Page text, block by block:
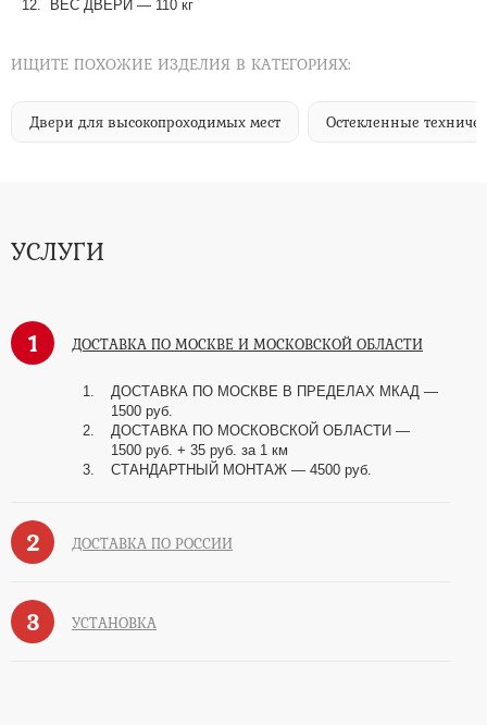
ВЕС ДВЕРИ — 110 кг
ИЩИТЕ ПОХОЖИЕ ИЗДЕЛИЯ В КАТЕГОРИЯХ:
Двери для высокопроходимых мест Остекленные
УСЛУГИ
1 ДОСТАВКА ПО МОСКВЕ И МОСКОВСКОЙ ОБЛАСТИ
ДОСТАВКА ПО МОСКВЕ В ПРЕДЕЛАХ МКАД —
1500 руб.
ДОСТАВКА ПО МОСКОВСКОЙ ОБЛАСТИ —
1500 руб. + 35 руб. за 1 км
СТАНДАРТНЫЙ МОНТАЖ — 4500 руб.
2 ДОСТАВКА ПО РОССИИ
3 УСТАНОВКА